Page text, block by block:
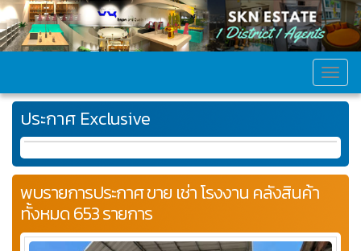
MENU
ประกาศ Exclusive
พบรายการประกาศ ขาย เช่า โรงงาน คลังสินค้า
ทั้งหมด 653 รายการ